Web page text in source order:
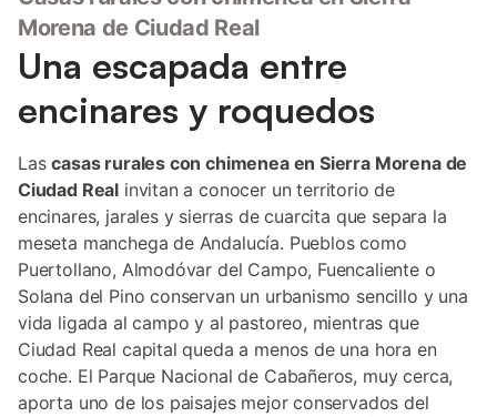
Morena de Ciudad Real
Una escapada entre
encinares y roquedos
Lascasas rurales con chimenea en Sierra Morena de
Ciudad Real invitan a conocer un territorio de
encinares, jarales y sierras de cuarcita que separa la
meseta manchega de Andalucía. Pueblos como
Puertollano, Almodóvar del Campo, Fuencaliente o
Solana del Pino conservan un urbanismo sencillo y una
vida ligada al campo y al pastoreo, mientras que
Ciudad Real capital queda a menos de una hora en
coche. El Parque Nacional de Cabañeros, muy cerca,
aporta uno de los paisajes mejor conservados del